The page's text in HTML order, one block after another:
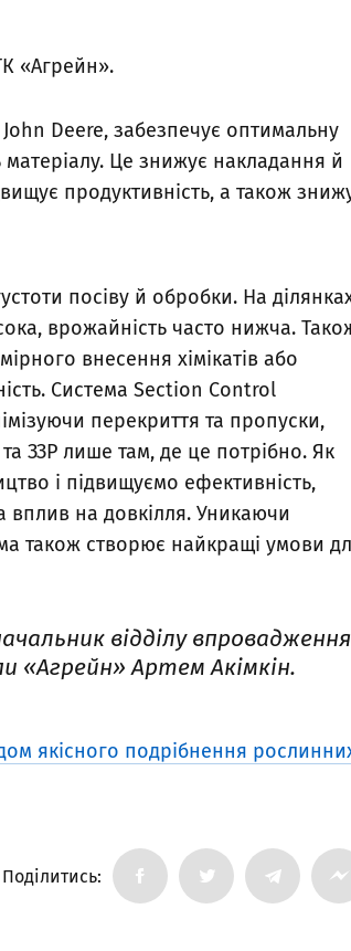
«Агрейн».
Deere, забезпечує оптимальну
матеріалу. Це знижує накладання й
продуктивність, а також
посіву й обробки. На
врожайність часто нижча.
внесення хімікатів або
Система Section Control
перекриття та пропуски,
ЗЗР лише там, де це потрібно. Як
і підвищуємо ефективність,
на довкілля. Уникаючи
також створює найкращі умови
відділу впровадження
«Агрейн» Артем Акімкін.
якісного подрібнення
Поділитись: